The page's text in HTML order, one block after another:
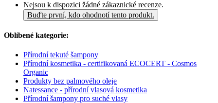
Nejsou k dispozici žádné zákaznické recenze.
Buďte první, kdo ohodnotí tento produkt.
Oblíbené kategorie:
Přírodní tekuté šampony
Přírodní kosmetika - certifikovaná ECOCERT - Cosmos
Organic
Produkty bez palmového oleje
Natessance - přírodní vlasová kosmetika
Přírodní šampony pro suché vlasy